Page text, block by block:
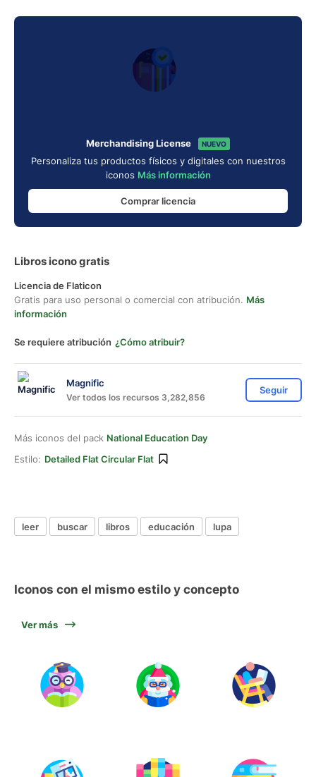
Merchandising License NUEVO
Personaliza tus productos físicos y digitales con nuestros
iconos Más información
Comprar licencia
Libros icono gratis
Licencia de Flaticon
Gratis para uso personal o comercial con atribución. Más
información
Se requiere atribución ¿Cómo atribuir?
Magnific
Ver todos los recursos 3,282,856
Seguir
Más iconos del pack National Education Day
Estilo: Detailed Flat Circular Flat
leer buscar libros educación lupa
Iconos con el mismo estilo y concepto
Ver más